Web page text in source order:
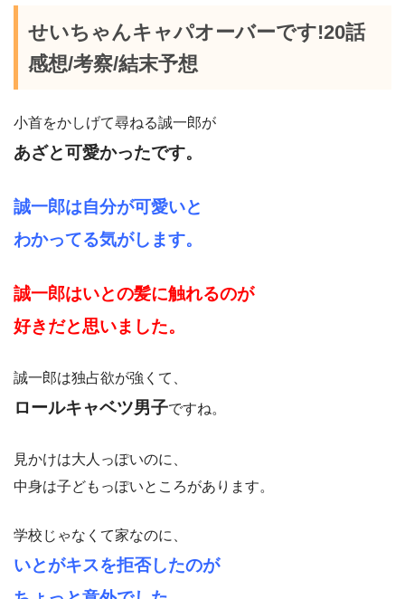
せいちゃんキャパオーバーです!20話
感想/考察/結末予想
小首をかしげて尋ねる誠一郎が
あざと可愛かったです。
誠一郎は自分が可愛いと
わかってる気がします。
誠一郎はいとの髪に触れるのが
好きだと思いました。
誠一郎は独占欲が強くて、
ロールキャベツ男子ですね。
見かけは大人っぽいのに、
中身は子どもっぽいところがあります。
学校じゃなくて家なのに、
いとがキスを拒否したのが